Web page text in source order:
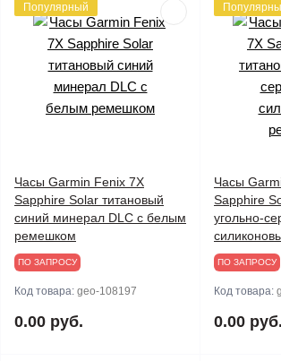
Популярный
Часы Garmin Fenix 7X
Sapphire Solar титановый
синий минерал DLC с белым
ремешком
ПО ЗАПРОСУ
Код товара: geo-108197
0.00 руб.
Часы
Sapphire
угольно-
ПО ЗАПРОСУ
Код товара:
0.00 руб.